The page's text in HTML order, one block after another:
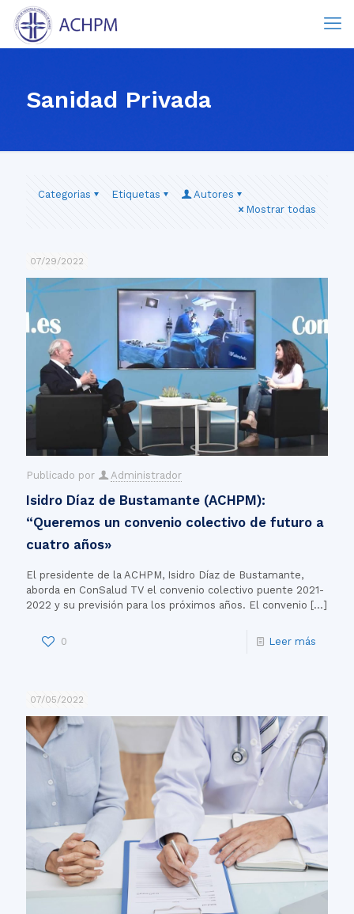
Sanidad Privada
Categorias Etiquetas
Autores
Mostrar todas
07/29/2022
Publicado por Administrador
Isidro Díaz de Bustamante (ACHPM):
“Queremos un convenio colectivo de futuro a
cuatro años»
El presidente de la ACHPM, Isidro Díaz de Bustamante,
aborda en ConSalud TV el convenio colectivo puente 2021-
2022 y su previsión para los próximos años. El convenio […]
0 Leer más
07/05/2022